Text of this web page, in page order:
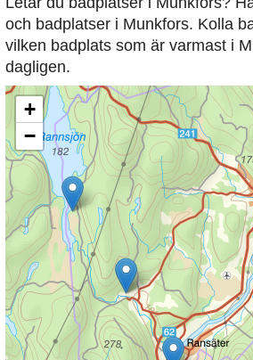
och badplatser i Munkfors. Kolla
vilken badplats som är varmast i
dagligen.
+
−